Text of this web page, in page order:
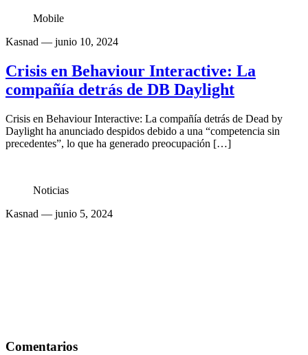
Mobile
Kasnad — junio 10, 2024
Crisis en Behaviour Interactive: La
compañía detrás de DB Daylight
Crisis en Behaviour Interactive: La compañía detrás de Dead by
Daylight ha anunciado despidos debido a una “competencia sin
precedentes”, lo que ha generado preocupación […]
Noticias
Kasnad — junio 5, 2024
Comentarios